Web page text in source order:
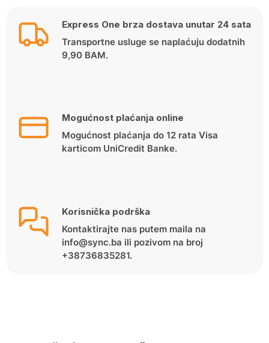
Express One brza dostava unutar 24 sata
Transportne usluge se naplaćuju dodatnih
9,90 BAM.
Mogućnost plaćanja online
Mogućnost plaćanja do 12 rata Visa
karticom UniCredit Banke.
Korisnička podrška
Kontaktirajte nas putem maila na
info@sync.ba ili pozivom na broj
+38736835281.